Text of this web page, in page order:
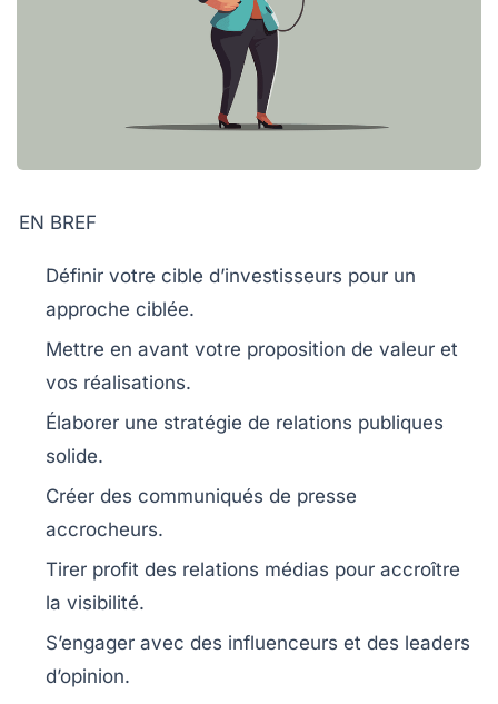
EN BREF
Définir votre cible d’investisseurs pour un
approche ciblée.
Mettre en avant votre proposition de valeur et
vos réalisations.
Élaborer une stratégie de relations publiques
solide.
Créer des communiqués de presse
accrocheurs.
Tirer profit des relations médias pour accroître
la visibilité.
S’engager avec des influenceurs et des leaders
d’opinion.